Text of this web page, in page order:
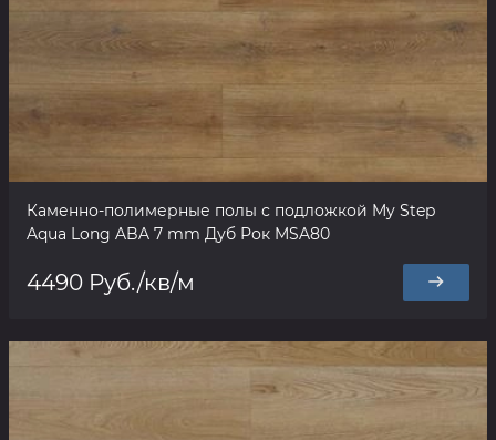
Каменно-полимерные полы с подложкой My Step
Aqua Long ABA 7 mm Дуб Рок MSA80
4490 Руб./кв/м